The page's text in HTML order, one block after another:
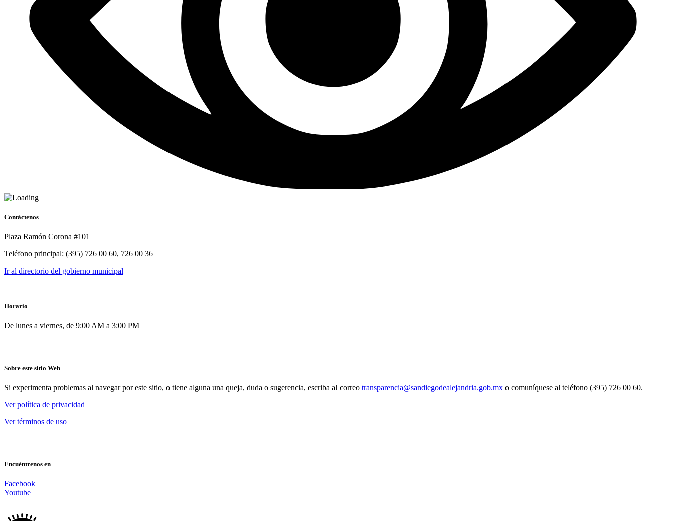
Contáctenos
Plaza Ramón Corona #101
Teléfono principal: (395) 726 00 60, 726 00 36
Ir al directorio del gobierno municipal
Horario
De lunes a viernes, de 9:00 AM a 3:00 PM
Sobre este sitio Web
Si experimenta problemas al navegar por este sitio, o tiene alguna una queja, duda o sugerencia, escriba al correo transparencia@sandiegodealejandria.gob.mx o comuníquese al teléfono (395) 726 00 60.
Ver política de privacidad
Ver términos de uso
Encuéntrenos en
Facebook
Youtube